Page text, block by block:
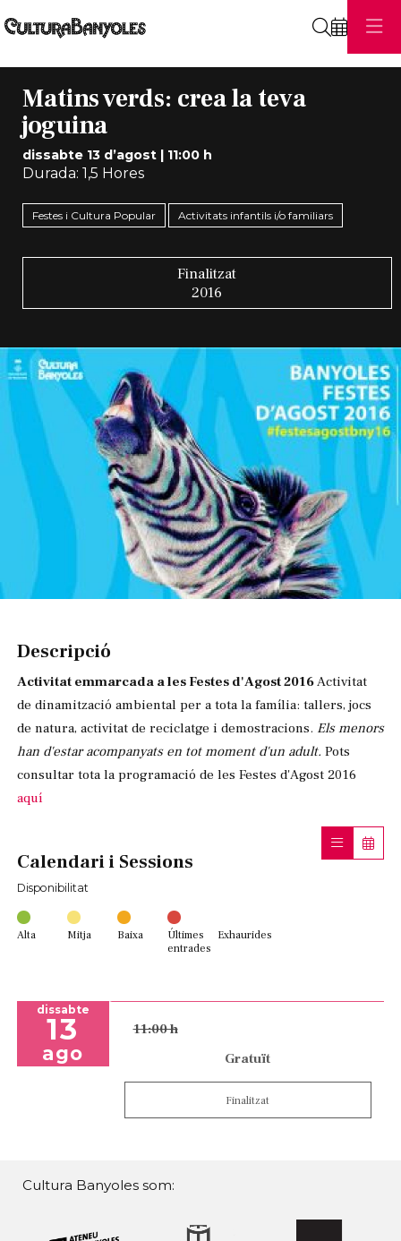
Matins verds: crea la teva
joguina
dissabte 13 d’agost| 11:00 h
Durada: 1,5 Hores
Festes i Cultura Popular Activitats infantils i/o familiars
Finalitzat
2016
Descripció
Activitat emmarcada a les Festes d'Agost 2016Activitat
de dinamització ambiental per a tota la família: tallers, jocs
de natura, activitat de reciclatge i demostracions. Els menors
han d'estar acompanyats en tot moment d'un adult. Pots
consultar tota la programació de les Festes d'Agost 2016
aquí
Calendari i Sessions
Disponibilitat
Alta Mitja Baixa
Últimes
entrades
Exhaurides
dissabte
13
ago
11:00 h
Gratuït
Finalitzat
Cultura Banyoles som: